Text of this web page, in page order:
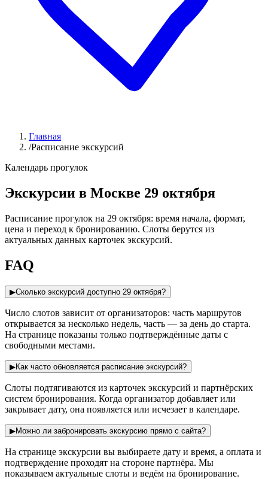
Главная
/Расписание экскурсий
Календарь прогулок
Экскурсии в Москве 29 октября
Расписание прогулок на 29 октября: время начала, формат,
цена и переход к бронированию. Слоты берутся из
актуальных данных карточек экскурсий.
FAQ
▶Сколько экскурсий доступно 29 октября?
Число слотов зависит от организаторов: часть маршрутов
открывается за несколько недель, часть — за день до старта.
На странице показаны только подтверждённые даты с
свободными местами.
▶Как часто обновляется расписание экскурсий?
Слоты подтягиваются из карточек экскурсий и партнёрских
систем бронирования. Когда организатор добавляет или
закрывает дату, она появляется или исчезает в календаре.
▶Можно ли забронировать экскурсию прямо с сайта?
На странице экскурсии вы выбираете дату и время, а оплата и
подтверждение проходят на стороне партнёра. Мы
показываем актуальные слоты и ведём на бронирование.